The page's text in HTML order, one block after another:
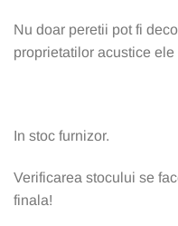
Nu doar peretii pot fi
proprietatilor acustice
In stoc furnizor.
Verificarea stocului se
finala!